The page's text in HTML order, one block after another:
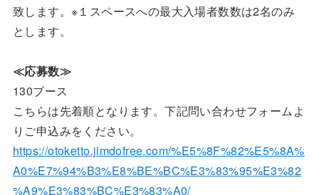
致します。※１スペースへの最大入場者数数は2名のみ
とします。
≪応募数≫
130ブース
こちらは先着順となります。下記問い合わせフォームよ
りご申込みをください。
https://otoketto.jimdofree.com/%E5%8F%82%E5%8A%
A0%E7%94%B3%E8%BE%BC%E3%83%95%E3%82
%A9%E3%83%BC%E3%83%A0/